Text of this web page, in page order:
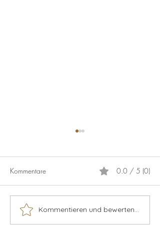
Live music 2026
Kommentare 0.0 / 5 (0)
Kommentieren und bewerten...